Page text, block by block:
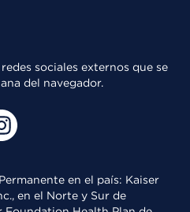
sociales externos que se
del navegador.
en el país: Kaiser
en el Norte y Sur de